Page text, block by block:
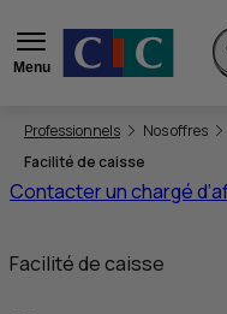
Menu
Vous êtes ici:
Professionnels Nos offres
Facilité de caisse
Contacter un chargé
Facilité de caisse